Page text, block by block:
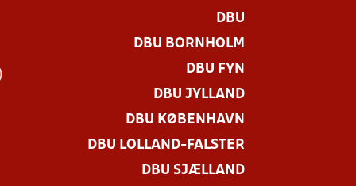
DBU
DBU BORNHOLM
DBU FYN
DBU JYLLAND
DBU KØBENHAVN
DBU LOLLAND-FALSTER
DBU SJÆLLAND